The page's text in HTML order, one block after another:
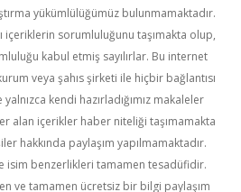
yükümlülüğümüz bulunmamaktadır.
içeriklerin sorumluluğunu taşımakta olup,
kabul etmiş sayılırlar. Bu internet
veya şahıs şirketi ile hiçbir bağlantısı
kendi hazırladığımız makaleler
alan içerikler haber niteliği taşımamakta
hakkında paylaşım yapılmamaktadır.
isim benzerlikleri tamamen tesadüfidir.
ve tamamen ücretsiz bir bilgi paylaşım